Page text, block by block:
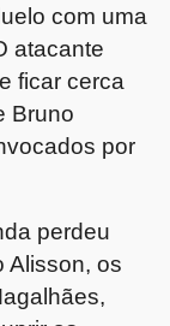
com uma
atacante
ficar cerca
Bruno
por
perdeu
Alisson, os
,